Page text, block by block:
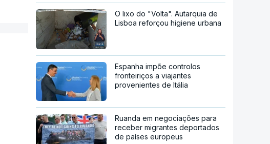
O lixo do "Volta". Autarquia de
Lisboa reforçou higiene urbana
Espanha impõe controlos
fronteiriços a viajantes
provenientes de Itália
Ruanda em negociações para
receber migrantes deportados
de países europeus